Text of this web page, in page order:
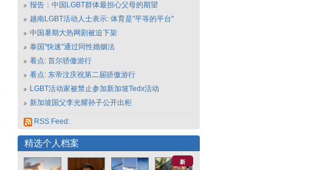
报告：中国LGBT群体最担心父母的期望
越南LGBT活动人士表示: 体育是"平等的平台"
中国暑期大热网剧被迫下架
泰国"快速"通过同性婚姻法
看点: 首尔骄傲游行
看点: 东帝汶庆祝第二届骄傲游行
LGBT活动家被禁止参加新加坡Tedx活动
新加坡国父李光耀孙子公开出柜
RSS Feed:
精选个人档案
新